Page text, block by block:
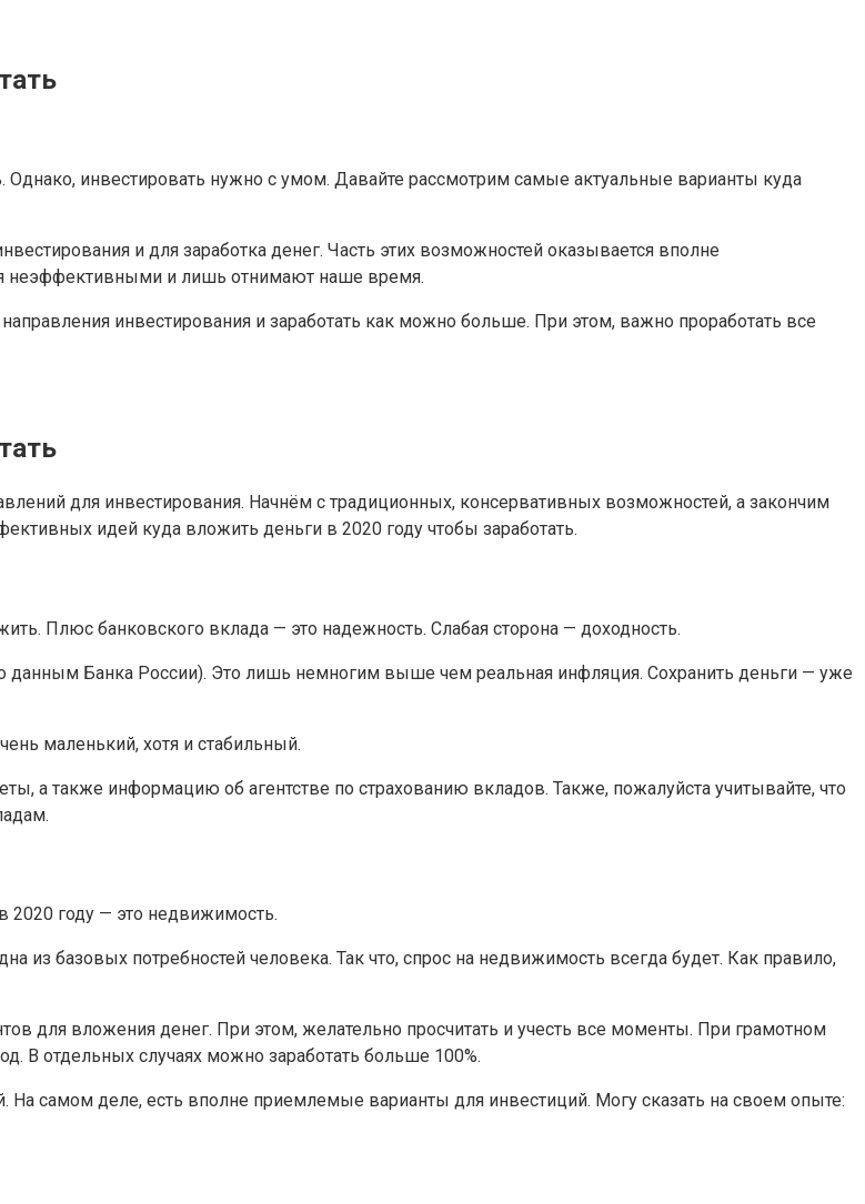
инвестировать нужно с умом. Давайте рассмотрим самые актуальные варианты куда
и для заработка денег. Часть этих возможностей оказывается вполне
неэффективными и лишь отнимают наше время.
инвестирования и заработать как можно больше. При этом, важно проработать все
для инвестирования. Начнём с традиционных, консервативных возможностей, а закончим
идей куда вложить деньги в 2020 году чтобы заработать.
Плюс банковского вклада — это надежность. Слабая сторона — доходность.
данным Банка России). Это лишь немногим выше чем реальная инфляция. Сохранить деньги — уже
маленький, хотя и стабильный.
а также информацию об агентстве по страхованию вкладов. Также, пожалуйста учитывайте, что
2020 году — это недвижимость.
базовых потребностей человека. Так что, спрос на недвижимость всегда будет. Как правило,
для вложения денег. При этом, желательно просчитать и учесть все моменты. При грамотном
В отдельных случаях можно заработать больше 100%.
самом деле, есть вполне приемлемые варианты для инвестиций. Могу сказать на своем опыте: